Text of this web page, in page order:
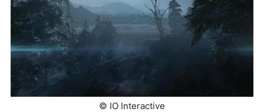
© IO Interactive